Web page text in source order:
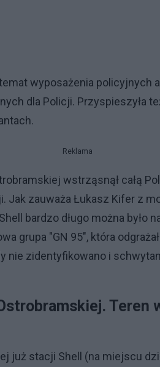
wyposażenia policyjnych
dla Policji. Przyspieszyła
Reklama
wstrząsnął całą
zauważa Łukasz Kifer z
bardzo długo można było
grupa "GN 95", która
nie zidentyfikowano i
Teren
już stacji Shell (na miejscu